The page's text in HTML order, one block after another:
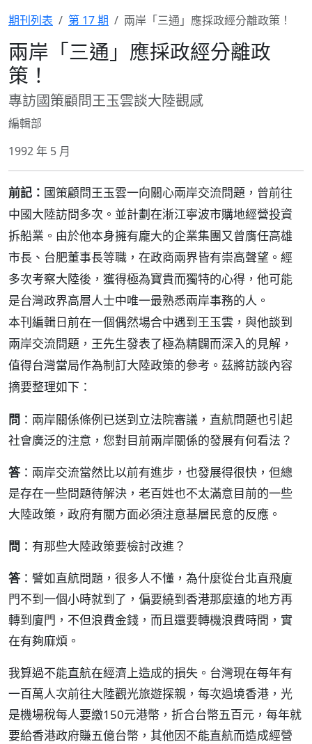
期刊列表 第 17 期 兩岸「三通」應採政經分離政策！
兩岸「三通」應採政經分離政
策！
專訪國策顧問王玉雲談大陸觀感
編輯部
1992 年 5 月
前記： 國策顧問王玉雲一向關心兩岸交流問題，曾前往
中國大陸訪問多次。並計劃在淅江寧波市購地經營投資
拆船業。由於他本身擁有龐大的企業集團又曾膺任高雄
市長、台肥董事長等職，在政商兩界皆有崇高聲望。經
多次考察大陸後，獲得極為寶貴而獨特的心得，他可能
是台灣政界高層人士中唯一最熟悉兩岸事務的人。
本刊編輯日前在一個偶然場合中遇到王玉雲，與他談到
兩岸交流問題，王先生發表了極為精闢而深入的見解，
值得台灣當局作為制訂大陸政策的參考。茲將訪談內容
摘要整理如下：
問 ：兩岸關係條例已送到立法院審議，直航問題也引起
社會廣泛的注意，您對目前兩岸關係的發展有何看法？
答：兩岸交流當然比以前有進步，也發展得很快，但總
是存在一些問題待解決，老百姓也不太滿意目前的一些
大陸政策，政府有關方面必須注意基層民意的反應。
問 ：有那些大陸政策要檢討改進？
答：譬如直航問題，很多人不懂，為什麼從台北直飛廈
門不到一個小時就到了，偏要繞到香港那麼遠的地方再
轉到廈門，不但浪費金錢，而且還要轉機浪費時間，實
在有夠麻煩。
我算過不能直航在經濟上造成的損失。台灣現在每年有
一百萬人次前往大陸觀光旅遊探親，每次過境香港，光
是機場稅每人要繳150元港幣，折合台幣五百元，每年就
要給香港政府賺五億台幣，其他因不能直航而造成經營